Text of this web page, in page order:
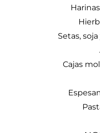
Setas,
Cajas